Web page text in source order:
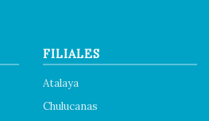
FILIALES
Atalaya
Chulucanas